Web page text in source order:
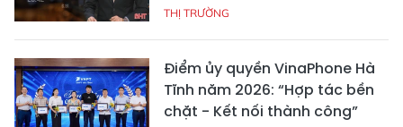
THỊ TRƯỜNG
Điểm ủy quyền VinaPhone Hà
Tĩnh năm 2026: “Hợp tác bền
chặt - Kết nối thành công”